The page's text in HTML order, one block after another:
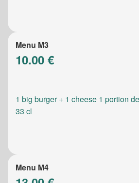
Menu M3
10.00 €
1 big burger + 1 cheese 1 portion
33 cl
Menu M4